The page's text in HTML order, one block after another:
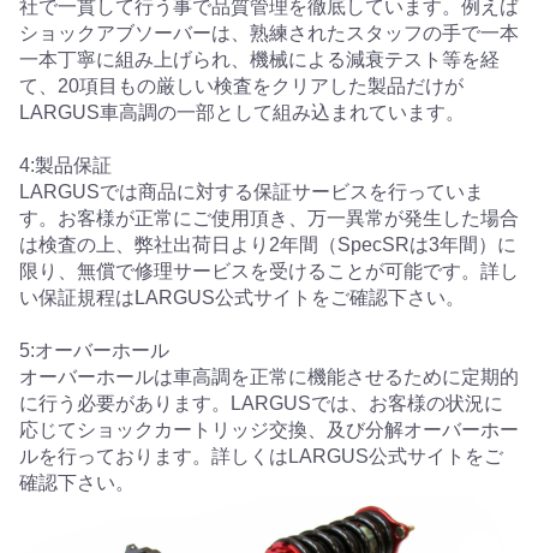
社で一貫して行う事で品質管理を徹底しています。例えば
ショックアブソーバーは、熟練されたスタッフの手で一本
一本丁寧に組み上げられ、機械による減衰テスト等を経
て、20項目もの厳しい検査をクリアした製品だけが
LARGUS車高調の一部として組み込まれています。
4:製品保証
LARGUSでは商品に対する保証サービスを行っていま
す。お客様が正常にご使用頂き、万一異常が発生した場合
は検査の上、弊社出荷日より2年間（SpecSRは3年間）に
限り、無償で修理サービスを受けることが可能です。詳し
い保証規程はLARGUS公式サイトをご確認下さい。
5:オーバーホール
オーバーホールは車高調を正常に機能させるために定期的
に行う必要があります。LARGUSでは、お客様の状況に
応じてショックカートリッジ交換、及び分解オーバーホー
ルを行っております。詳しくはLARGUS公式サイトをご
確認下さい。